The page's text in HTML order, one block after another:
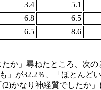
3.4 5.1
6.8 6.5
6.5 8.6
か」尋ねたところ、次の
」が32.2％、「ほとんど
かなり神経質でしたか